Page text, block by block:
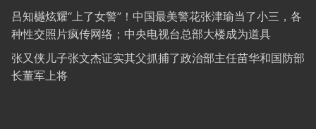
吕知樾炫耀“上了女警”！中国最美警花张津瑜当了小三，各
种性交照片疯传网络；中央电视台总部大楼成为道具
张又侠儿子张文杰证实其父抓捕了政治部主任苗华和国防部
长董军上将